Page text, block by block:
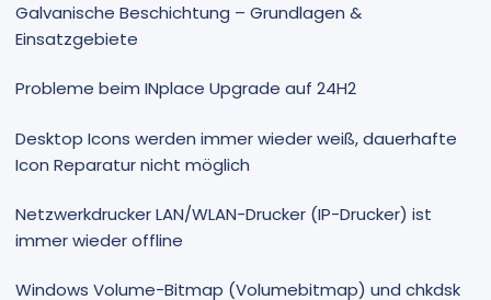
Galvanische Beschichtung – Grundlagen &
Einsatzgebiete
Probleme beim INplace Upgrade auf 24H2
Desktop Icons werden immer wieder weiß, dauerhafte
Icon Reparatur nicht möglich
Netzwerkdrucker LAN/WLAN-Drucker (IP-Drucker) ist
immer wieder offline
Windows Volume-Bitmap (Volumebitmap) und chkdsk